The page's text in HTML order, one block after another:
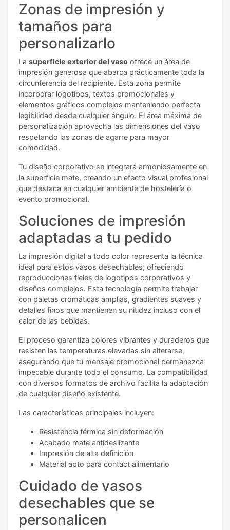
Zonas de impresión y
tamaños para
personalizarlo
La superficie exterior del vaso ofrece un área de
impresión generosa que abarca prácticamente toda la
circunferencia del recipiente. Esta zona permite
incorporar logotipos, textos promocionales y
elementos gráficos complejos manteniendo perfecta
legibilidad desde cualquier ángulo. El área máxima de
personalización aprovecha las dimensiones del vaso
respetando las zonas de agarre para mayor
comodidad.
Tu diseño corporativo se integrará armoniosamente en
la superficie mate, creando un efecto visual profesional
que destaca en cualquier ambiente de hostelería o
evento promocional.
Soluciones de impresión
adaptadas a tu pedido
La impresión digital a todo color representa la técnica
ideal para estos vasos desechables, ofreciendo
reproducciones fieles de logotipos corporativos y
diseños complejos. Esta tecnología permite trabajar
con paletas cromáticas amplias, gradientes suaves y
detalles finos que mantienen su nitidez incluso con el
calor de las bebidas.
El proceso garantiza colores vibrantes y duraderos que
resisten las temperaturas elevadas sin alterarse,
asegurando que tu mensaje promocional permanezca
impecable durante todo el consumo. La compatibilidad
con diversos formatos de archivo facilita la adaptación
de cualquier diseño existente.
Las características principales incluyen:
Resistencia térmica sin deformación
Acabado mate antideslizante
Impresión de alta definición
Material apto para contact alimentario
Cuidado de vasos
desechables que se
personalicen